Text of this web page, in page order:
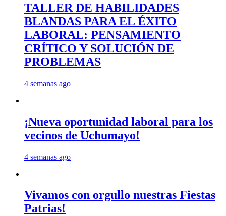
TALLER DE HABILIDADES
BLANDAS PARA EL ÉXITO
LABORAL: PENSAMIENTO
CRÍTICO Y SOLUCIÓN DE
PROBLEMAS
4 semanas ago
¡Nueva oportunidad laboral para los
vecinos de Uchumayo!
4 semanas ago
Vivamos con orgullo nuestras Fiestas
Patrias!